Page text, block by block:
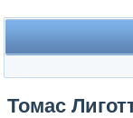
Томас